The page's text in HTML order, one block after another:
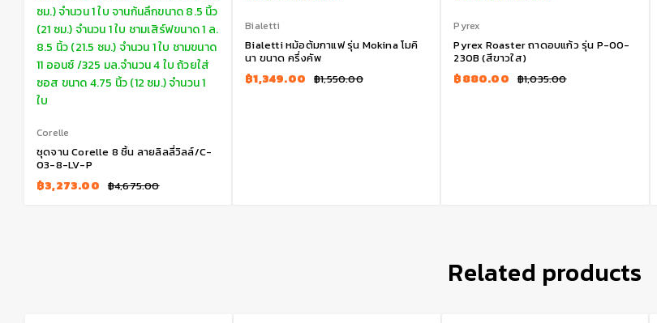
Corelle
ชุดจาน Corelle 8 ชิ้น ลายลิลลี่วิลล์/C-
03-8-LV-P
฿4,675.00
฿3,273.00
Bialetti
Bialetti หม้อต้มกาแฟ รุ่น Mokina โมคิ
นา ขนาด ครึ่งคัพ
฿1,550.00
฿1,349.00
Pyrex
Pyrex Roaster ถาดอบแก้ว รุ่น P-00-
230B (สีขาวใส)
฿1,035.00
฿880.00
Related products